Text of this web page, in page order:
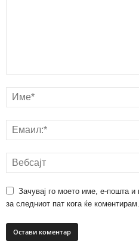
Зачувај го моето име, е-пошта и
за следниот пат кога ќе коментирам.